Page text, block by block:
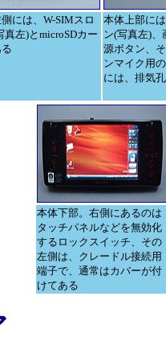
には、W-SIMスロ
真左)とmicroSDカー
本体上部に
ン(写真左)、
源ボタン、
ンマイク用
には、排気
本体下部。右側にあるのは
タッチパネルなどを無効化
するロックスイッチ、その
左側は、クレードル接続用
端子で、通常はカバーが付
けてある